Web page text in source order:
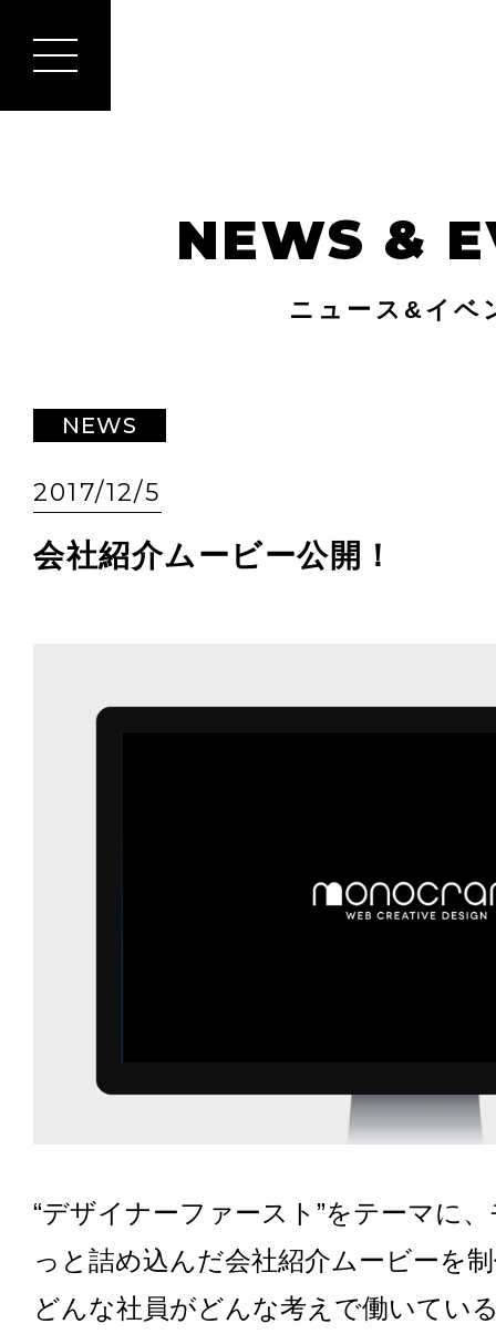
NEWS &
ニュース&イベ
2017/12/5
会社紹介ムービー公開！
NEWS
“デザイナーファースト”をテーマに
っと詰め込んだ会社紹介ムービーを
どんな社員がどんな考えで働いてい